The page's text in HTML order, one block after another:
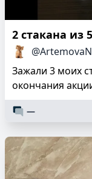
2 стакана из
@ArtemovaN
Зажали 3 моих
окончания
—